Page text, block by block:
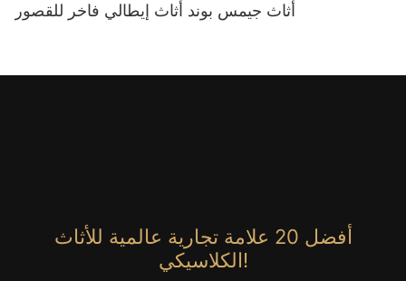
أثاث جيمس بوند أثاث إيطالي فاخر للقصور
أفضل 20 علامة تجارية عالمية للأثاث
الكلاسيكي!